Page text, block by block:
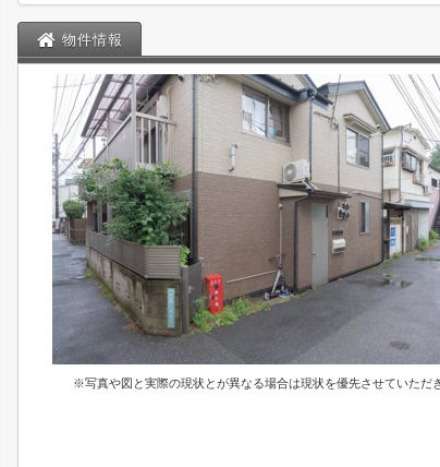
物件情報
※写真や図と実際の現状とが異なる場合は現状を優先させていただ